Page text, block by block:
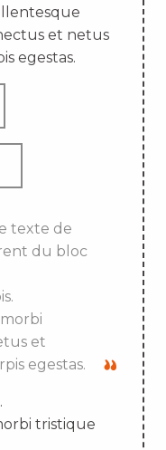
et netus
egestas.
texte de
du bloc
et
egestas.
tristique